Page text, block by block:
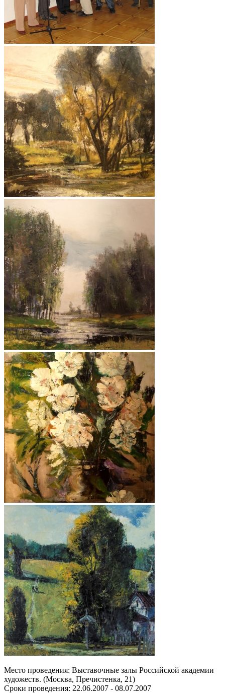
Место проведения: Выставочные залы Российской академии
художеств. (Москва, Пречистенка, 21)
Сроки проведения: 22.06.2007 - 08.07.2007